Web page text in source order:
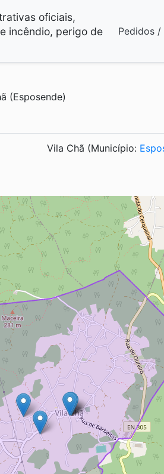
oficiais,
incêndio, perigo de
Pedidos /
(Esposende)
Vila Chã (Município: